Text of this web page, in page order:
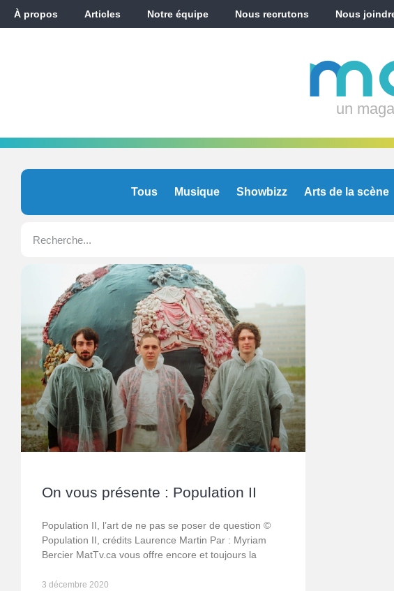
À propos Articles Notre équipe Nous recrutons Nous
un
Tous Musique Showbizz Arts de la scène
On vous présente : Population II
Population II, l’art de ne pas se poser de question ©
Population II, crédits Laurence Martin Par : Myriam
Bercier MatTv.ca vous offre encore et toujours la
3 décembre 2020